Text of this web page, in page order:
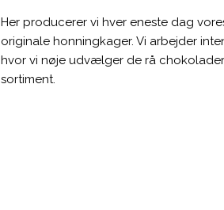
Her producerer vi hver eneste dag
originale honningkager. Vi arbejder
hvor vi nøje udvælger de rå
sortiment.